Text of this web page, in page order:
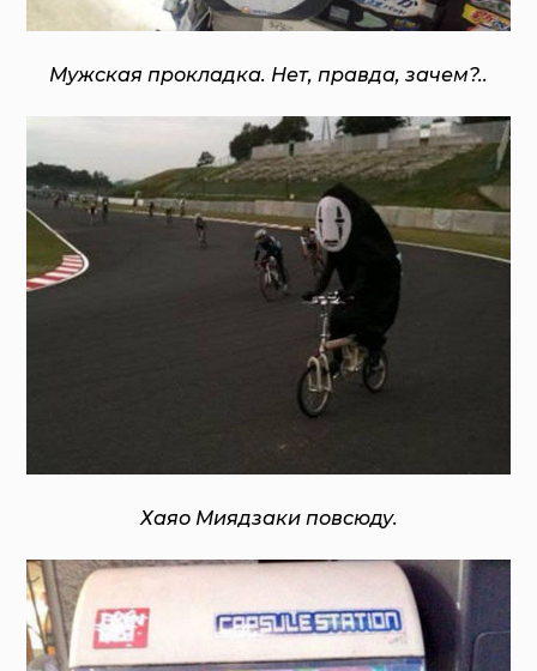
Мужская прокладка. Нет, правда, зачем?..
Хаяо Миядзаки повсюду.